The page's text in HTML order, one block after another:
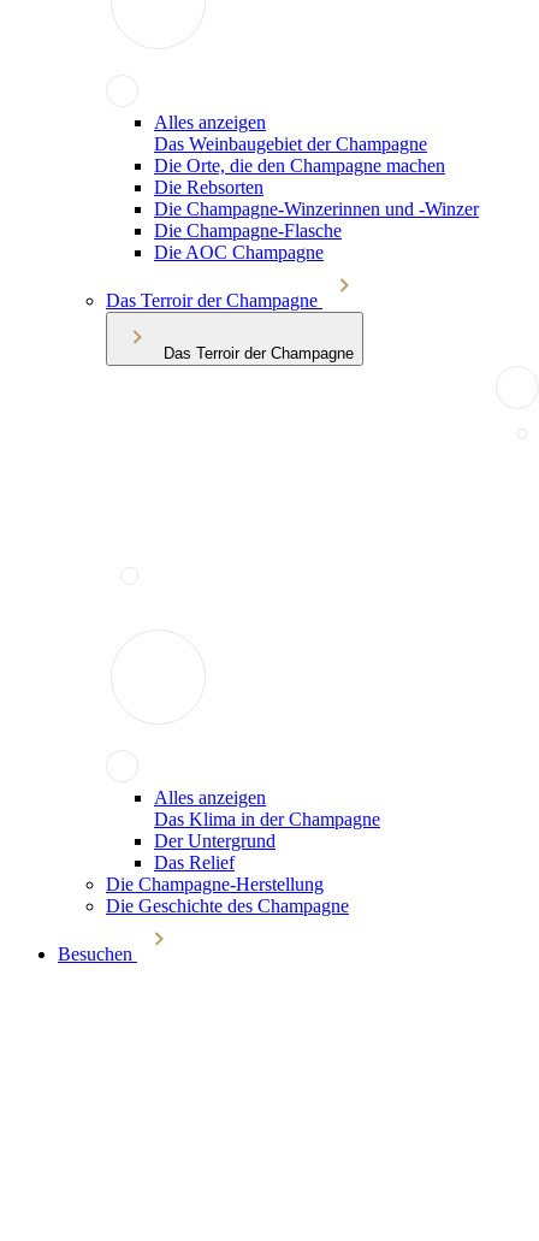
Alles anzeigen
Das Weinbaugebiet der Champagne
Die Orte, die den Champagne machen
Die Rebsorten
Die Champagne-Winzerinnen und -Winzer
Die Champagne-Flasche
Die AOC Champagne
Das Terroir der Champagne
Das Terroir der Champagne
Alles anzeigen
Das Klima in der Champagne
Der Untergrund
Das Relief
Die Champagne-Herstellung
Die Geschichte des Champagne
Besuchen